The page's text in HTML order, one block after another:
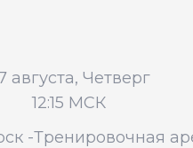
августа, Четверг
12:15 МСК
-Тренировочная